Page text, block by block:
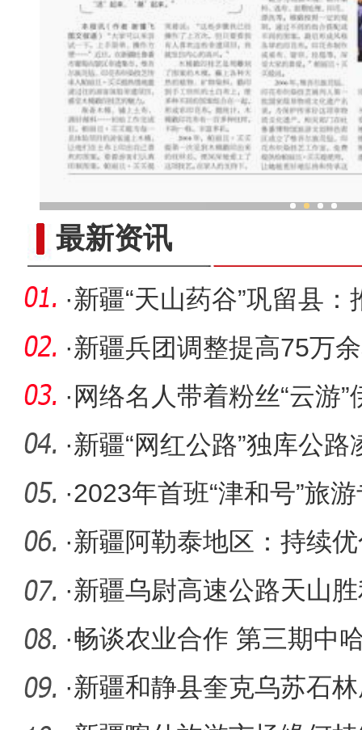
最新资讯
·新疆“天山药谷”巩留县
发展
·新疆兵团调整提高75万
老金水平
· 网络名人带着粉丝“云游”
万
·新疆“网红公路”独库公
清理完
·2023年首班“津和号”旅
·新疆阿勒泰地区：持续
游体验
·新疆乌尉高速公路天山
隧道TB
·畅谈农业合作 第三期中
尔果斯举
·新疆和静县奎克乌苏石